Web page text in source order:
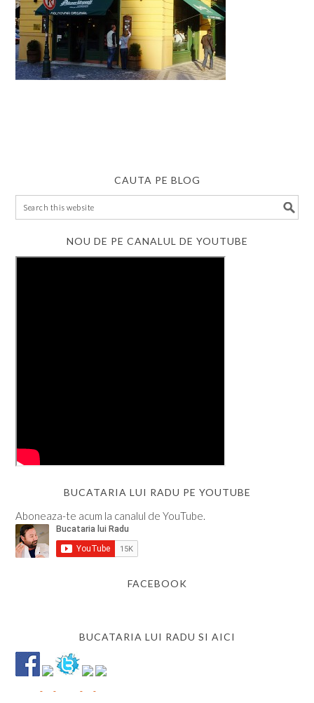
CAUTA PE BLOG
NOU DE PE CANALUL DE YOUTUBE
BUCATARIA LUI RADU PE YOUTUBE
Aboneaza-te acum la canalul de YouTube.
FACEBOOK
BUCATARIA LUI RADU SI AICI